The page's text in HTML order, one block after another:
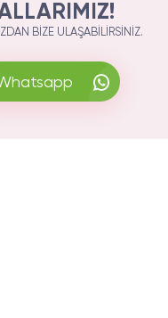
BIZE ULAŞABILIRSINIZ.